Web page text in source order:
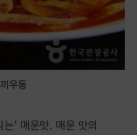
우동
' 매운맛. 매운 맛의